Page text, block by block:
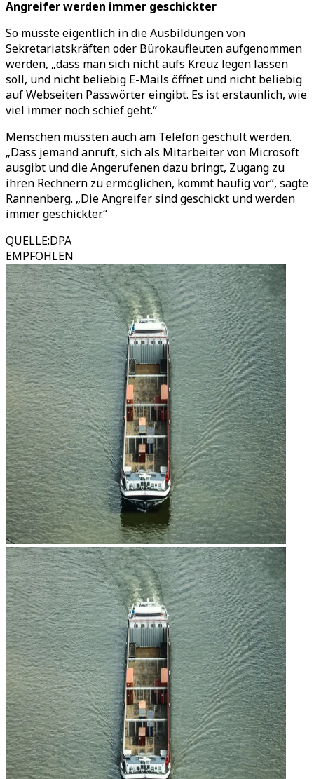
Angreifer werden immer geschickter
So müsste eigentlich in die Ausbildungen von
Sekretariatskräften oder Bürokaufleuten aufgenommen
werden, „dass man sich nicht aufs Kreuz legen lassen
soll, und nicht beliebig E-Mails öffnet und nicht beliebig
auf Webseiten Passwörter eingibt. Es ist erstaunlich, wie
viel immer noch schief geht.“
Menschen müssten auch am Telefon geschult werden.
„Dass jemand anruft, sich als Mitarbeiter von Microsoft
ausgibt und die Angerufenen dazu bringt, Zugang zu
ihren Rechnern zu ermöglichen, kommt häufig vor“, sagte
Rannenberg. „Die Angreifer sind geschickt und werden
immer geschickter.“
QUELLE:DPA
EMPFOHLEN